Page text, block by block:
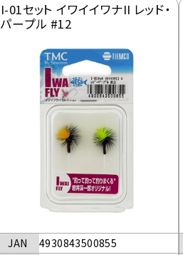
I-01セット イワイイワナII レッド・
パープル #12
JAN
4930843500855